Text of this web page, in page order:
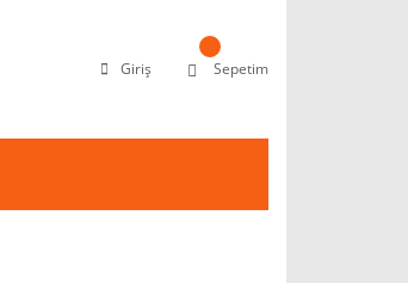
Giriş Sepetim